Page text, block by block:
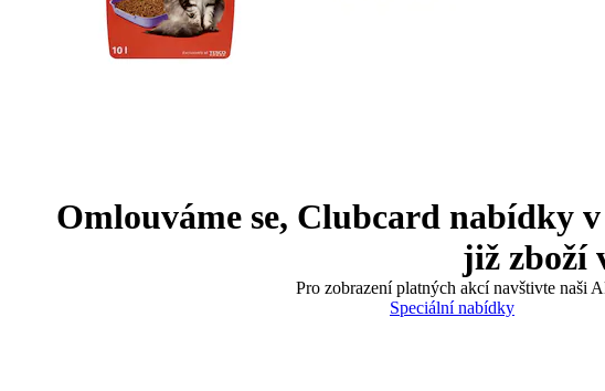
Omlouváme se, Clubcard nabídky
již zboží
Pro zobrazení platných akcí navštivte naši
Speciální nabídky